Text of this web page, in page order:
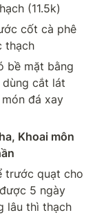
(11.5k)
cốt cà phê
thạch
bề mặt bằng
cắt lát
đá xay
Khoai môn
trước quạt cho
5 ngày
lâu thì thạch